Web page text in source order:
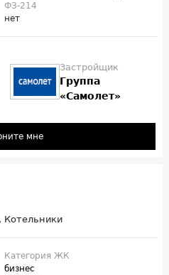
ФЗ-214
нет
Застройщик
Группа
«Самолет»
мне
Котельники
Категория ЖК
бизнес